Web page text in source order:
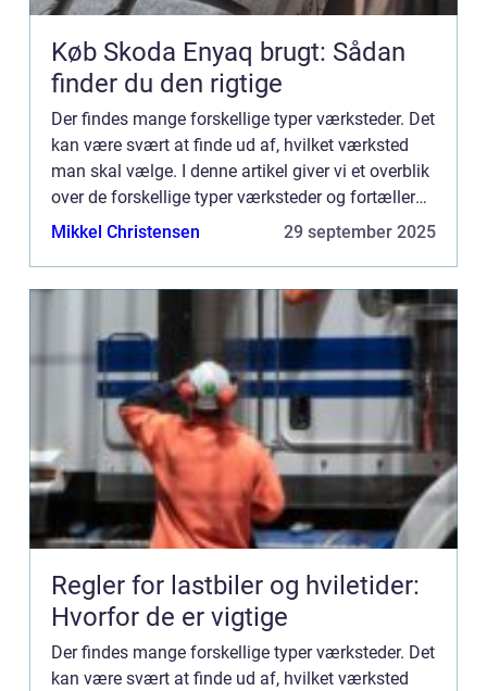
Køb Skoda Enyaq brugt: Sådan
finder du den rigtige
Der findes mange forskellige typer værksteder. Det
kan være svært at finde ud af, hvilket værksted
man skal vælge. I denne artikel giver vi et overblik
over de forskellige typer værksteder og fortæller
lidt om, hvad der er forskel på dem. Vi kommer o...
Mikkel Christensen 29 september 2025
Regler for lastbiler og hviletider:
Hvorfor de er vigtige
Der findes mange forskellige typer værksteder. Det
kan være svært at finde ud af, hvilket værksted